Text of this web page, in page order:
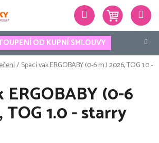
OD KUPNÍ SMLOUVY
Hledat
/Spací vak ERGOBABY (0-6 m.) 2026, TOG 1.0 -
ERGOBABY (0-6
TOG 1.0 - starry